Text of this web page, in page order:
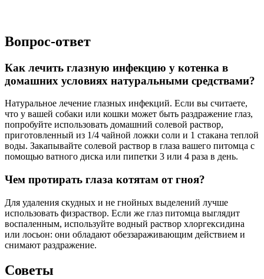
Вопрос-ответ
Как лечить глазную инфекцию у котенка в
домашних условиях натуральными средствами?
Натуральное лечение глазных инфекций. Если вы считаете,
что у вашей собаки или кошки может быть раздражение глаз,
попробуйте использовать домашний солевой раствор,
приготовленный из 1/4 чайной ложки соли и 1 стакана теплой
воды. Закапывайте солевой раствор в глаза вашего питомца с
помощью ватного диска или пипетки 3 или 4 раза в день.
Чем протирать глаза котятам от гноя?
Для удаления скудных и не гнойных выделений лучше
использовать физраствор. Если же глаз питомца выглядит
воспаленным, используйте водный раствор хлоргексидина
или лосьон: они обладают обеззараживающим действием и
снимают раздражение.
Советы